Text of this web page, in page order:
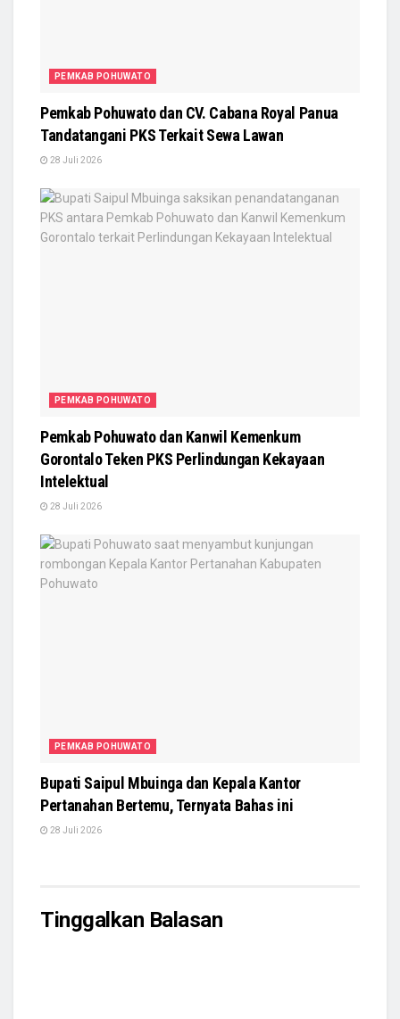
PEMKAB POHUWATO
Pemkab Pohuwato dan CV. Cabana Royal Panua
Tandatangani PKS Terkait Sewa Lawan
28 Juli 2026
PEMKAB POHUWATO
Pemkab Pohuwato dan Kanwil Kemenkum
Gorontalo Teken PKS Perlindungan Kekayaan
Intelektual
28 Juli 2026
PEMKAB POHUWATO
Bupati Saipul Mbuinga dan Kepala Kantor
Pertanahan Bertemu, Ternyata Bahas ini
28 Juli 2026
Tinggalkan Balasan